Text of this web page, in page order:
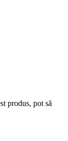
produs, pot să